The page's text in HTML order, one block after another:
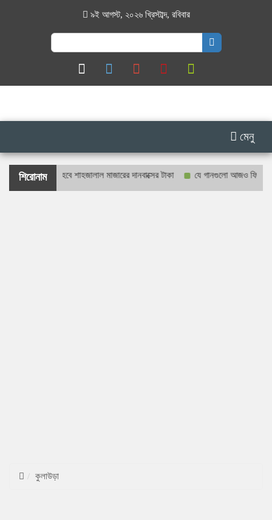
৯ই আগস্ট, ২০২৬ খ্রিস্টাব্দ, রবিবার
Search
for:
মেনু
শিরোনাম
গণনা হবে শাহজালাল মাজারের দানবাক্সের টাকা যে গানগুলো আজও ফিরিয়ে নেয়
কুলাউড়া